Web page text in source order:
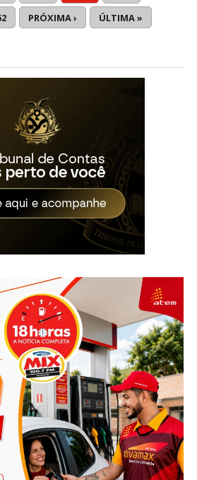
PRÓXIMA › ÚLTIMA »